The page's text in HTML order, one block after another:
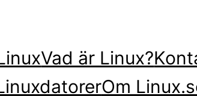
Vad är Linux?
Om